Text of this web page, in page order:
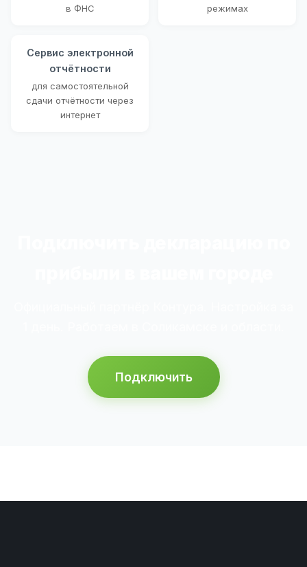
в ФНС
режимах
Сервис электронной
отчётности
для самостоятельной
сдачи отчётности через
интернет
Подключить